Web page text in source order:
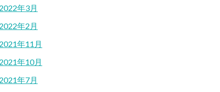
2022年3月
2022年2月
2021年11月
2021年10月
2021年7月